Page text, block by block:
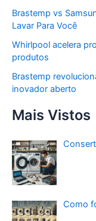
Brastemp vs
Lavar Para Você
Whirlpool acelera
produtos
Brastemp
inovador aberto
Mais Vistos
Como